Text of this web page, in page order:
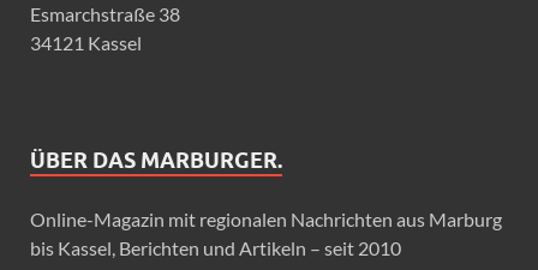
Esmarchstraße 38
34121 Kassel
ÜBER DAS MARBURGER.
Online-Magazin mit regionalen Nachrichten aus Marburg
bis Kassel, Berichten und Artikeln – seit 2010